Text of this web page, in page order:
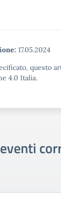
17.05.2024
questo
4.0 Italia.